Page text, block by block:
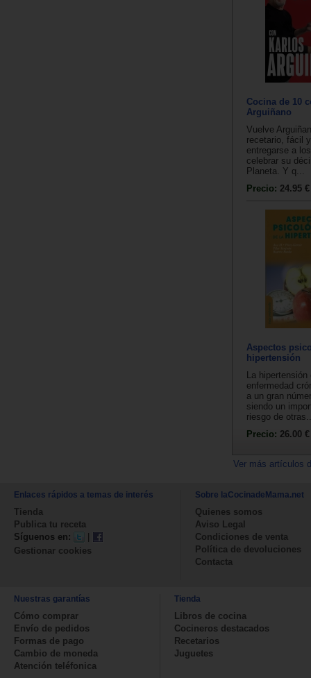
Cocina de 10
Arguiñano
Vuelve
recetario, fácil
entregarse a
celebrar su
Planeta. Y q...
Precio: 24.95 €
Aspectos
hipertensión
La hipertensión
enfermedad
a un gran
siendo un
riesgo de
Precio: 26.00 €
Ver más artículos
Enlaces rápidos a temas de interés
Tienda
Publica tu receta
Síguenos en:
|
Gestionar cookies
Sobre laCocinadeMama.net
Quienes somos
Aviso Legal
Condiciones de venta
Política de devoluciones
Contacta
Nuestras garantías
Cómo comprar
Envío de pedidos
Formas de pago
Cambio de moneda
Atención teléfonica
Tienda
Libros de cocina
Cocineros destacados
Recetarios
Juguetes